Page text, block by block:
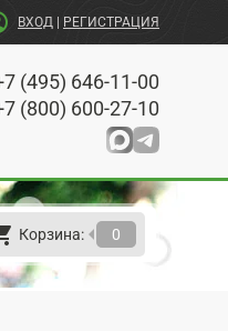
ВХОД РЕГИСТРАЦИЯ
(495) 646-11-00
(800) 600-27-10
Корзина: 0
arrow_left